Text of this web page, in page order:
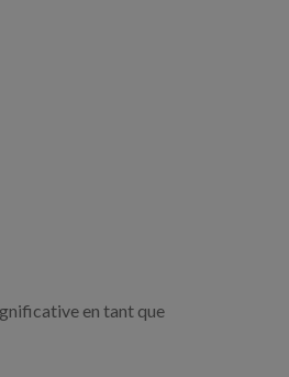
en tant que